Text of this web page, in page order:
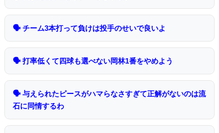
🗣 チーム3本打って負けは投手のせいで良いよ
🗣 打率低くて四球も選べない岡林1番をやめよう
🗣 与えられたピースがハマらなさすぎて正解がないのは流
石に同情するわ